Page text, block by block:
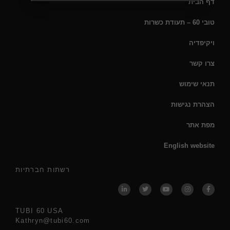
רשתות חברתיות
TUBI 60 USA
Kathryn@tubi60.com
דף הבית
טובי 60 – תעודת כשרות
ויקיפדיה
צרו קשר
תנאי שימוש
הצהרת נגישות
מפת אתר
English website